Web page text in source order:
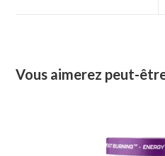
Vous aimerez peut-